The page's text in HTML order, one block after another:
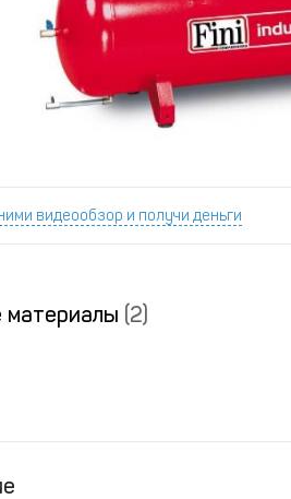
видеообзор и получи деньги
материалы (2)